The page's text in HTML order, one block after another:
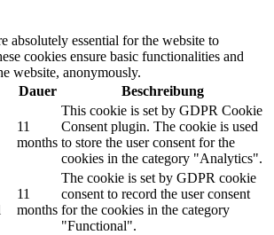
absolutely essential for the website to
cookies ensure basic functionalities and
website, anonymously.
Dauer Beschreibung
11
months
This cookie is set by GDPR Cookie
Consent plugin. The cookie is used
to store the user consent for the
cookies in the category "Analytics".
11
months
The cookie is set by GDPR cookie
consent to record the user consent
for the cookies in the category
"Functional".